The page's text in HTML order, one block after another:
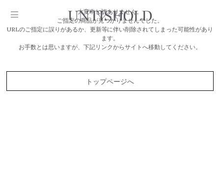
0
大変申し訳ありません。
ご指定の商品が見つかりませんでした。
URLのご指定に誤りがあるか、更新等に伴い削除されてしまった可能性があり
ます。
お手数とは思いますが、下記リンクからサイトへ移動してください。
トップページへ